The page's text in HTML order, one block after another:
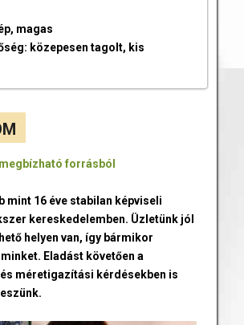
magas
közepesen tagolt, kis
forrásból
mint 16 éve stabilan képviseli
kereskedelemben. Üzletünk jól
helyen van, így bármikor
Eladást követően a
méretigazítási kérdésekben is